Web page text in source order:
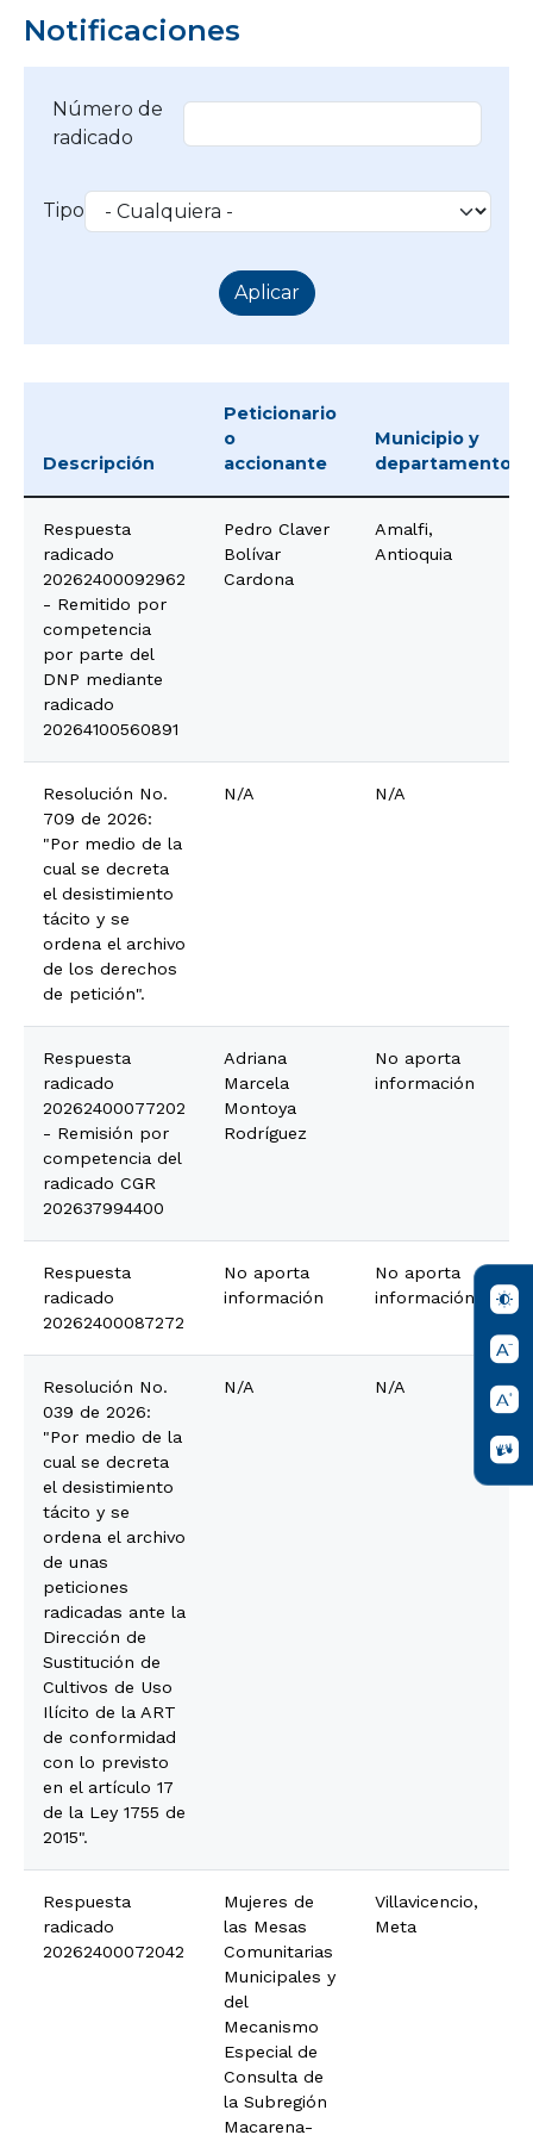
Notificaciones
Número de
radicado
Tipo
Descripción
Peticionario
o
accionante
Municipio y
departamento
Respuesta
radicado
20262400092962
- Remitido por
competencia
por parte del
DNP mediante
radicado
20264100560891
Pedro Claver
Bolívar
Cardona
Amalfi,
Antioquia
Resolución No.
709 de 2026:
"Por medio de la
cual se decreta
el desistimiento
tácito y se
ordena el archivo
de los derechos
de petición".
N/A N/A
Respuesta
radicado
20262400077202
- Remisión por
competencia del
radicado CGR
202637994400
Adriana
Marcela
Montoya
Rodríguez
No aporta
información
Respuesta
radicado
20262400087272
No aporta
información
No aporta
información
Resolución No.
039 de 2026:
"Por medio de la
cual se decreta
el desistimiento
tácito y se
ordena el archivo
de unas
peticiones
radicadas ante la
Dirección de
Sustitución de
Cultivos de Uso
Ilícito de la ART
de conformidad
con lo previsto
en el artículo 17
de la Ley 1755 de
2015".
N/A N/A
Respuesta
radicado
20262400072042
Mujeres de
las Mesas
Comunitarias
Municipales y
del
Mecanismo
Especial de
Consulta de
la Subregión
Macarena-
Villavicencio,
Meta